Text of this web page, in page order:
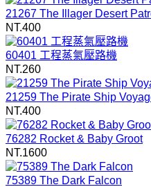
21267 The Illager Desert
NT.400
60401 工程蒸氣壓路機
NT.260
21259 The Pirate Ship
NT.400
76282 Rocket & Baby Groot
NT.1600
75389 The Dark Falcon